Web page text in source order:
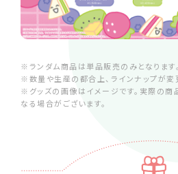
※ランダム商品は単品販売のみとなります。
※数量や生産の都合上、ラインナップが変
※グッズの画像はイメージです。実際の商
なる場合がございます。